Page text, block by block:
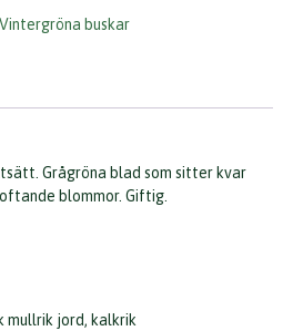
Vintergröna buskar
Grågröna blad som sitter kvar
blommor. Giftig.
mullrik jord, kalkrik